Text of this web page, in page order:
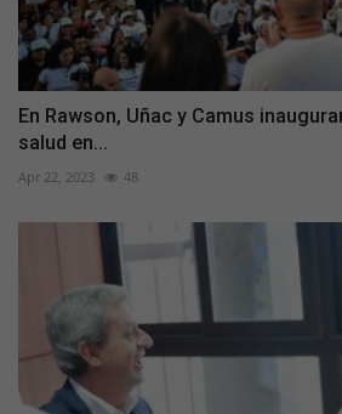
En Rawson, Uñac y Camus
salud en...
Apr 22, 2023 48